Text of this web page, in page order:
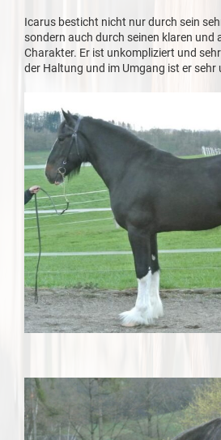
Icarus besticht nicht nur durch sein
sondern auch durch seinen klaren und
Charakter. Er ist unkompliziert und
der Haltung und im Umgang ist er